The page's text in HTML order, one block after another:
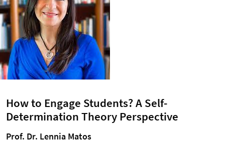
How to Engage Students? A Self-
Determination Theory Perspective
Prof. Dr. Lennia Matos